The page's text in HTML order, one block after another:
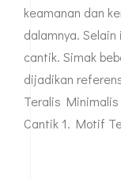
keamanan dan
dalamnya.
cantik. Simak
dijadikan
Teralis
Cantik 1. Motif